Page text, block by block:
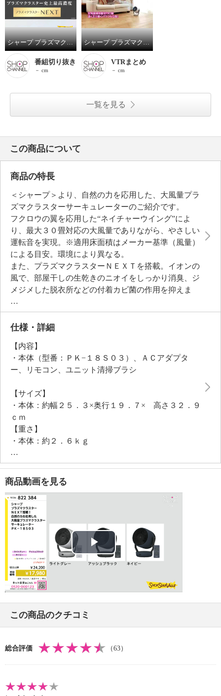
シャープ プラズマクラスター ＮＥＸＴ搭載！ 自然の力を応用した 大風量プラズマクラスター サーキュレーター ＰＫ−１８Ｓ０３
番組切り抜き
－ cm
シャープ プラズマクラスター ＮＥＸＴ搭載！ 自然の力を応用した 大風量プラズマクラスター サーキュレーター ＰＫ－１８Ｓ０３
VTRまとめ
－ cm
一覧を見る
この商品について
商品の特長
＜シャープ＞より、自然の力を応用した、大風量プラ
ズマクラスターサーキュレーターのご紹介です。
フクロウの翼を応用した“ネイチャーウイング”によ
り、最大３０畳対応の大風量でありながら、やさしい
運転音を実現。※適用床面積はメーカー基準（風量）
による目安。環境により異なる。
また、プラズマクラスターＮＥＸＴを搭載。イオンの
風で、部屋干しの生乾きのニオイをしっかり消臭、ジ
メジメした脱衣所などの付着カビ菌の作用を抑えま
す。※吹き出す風の当たらない部分のニオイは取れま
せん 。
工具不要でパーツが取り外せる構造で、前ガード、抗
れ！ＤＣモーター採用で、風量は１０段階調整。上下
左右の立体的な首振りで、お部屋の空気を効率よく攪
拌します。
インで、快適な空気環境を実現します。
仕様・詳細
【内容】
・本体（型番：ＰＫ−１８Ｓ０３）、ＡＣアダプタ
ー、リモコン、ユニット清掃ブラシ
【サイズ】
・本体：約幅２５．３×奥行１９．７× 高さ３２．９
ｃｍ
【重さ】
・本体：約２．６ｋｇ
【電源】
・ＡＣ１００Ｖ−２４０Ｖ ５０／６０Ｈｚ
【コードの長さ】
・約１．８ｍ
【消費電力】
・風量「１０」：２０Ｗ（上下・左右首振りあり時）
・風量「１」：２Ｗ（上下・左右首振りなし時）
【電気代（目安）】
・風量「１０」運転時：約４．９６円
※電気代計算式：２０Ｗ（電力）×４８０（分）×３１
（電力料金目安）×１（回／１日）×１（日）≒４．９
６
・風量「１」運転時：約０．５円
（電力料金目安）×１（回／１日）×１（日）≒０．４
【適用面積】
・プラズマクラスター適用床面積（目安）：約１０畳
（約１７平方メートル）
央（床上１．２ｍ）で
商品動画を見る
Play
この商品のクチコミ
総合評価 （63）